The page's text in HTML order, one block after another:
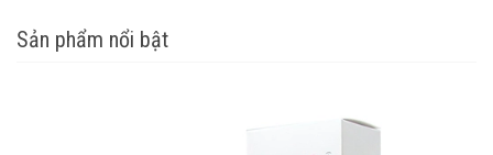
Sản phẩm nổi bật